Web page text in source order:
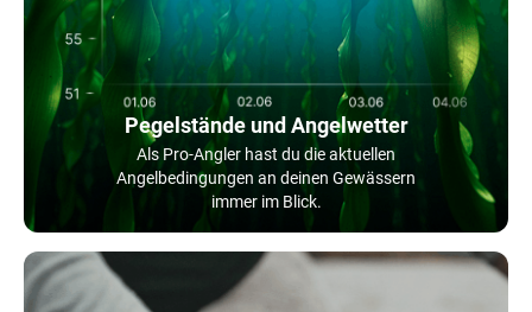
Pegelstände und Angelwetter
Als Pro-Angler hast du die aktuellen
Angelbedingungen an deinen Gewässern
immer im Blick.